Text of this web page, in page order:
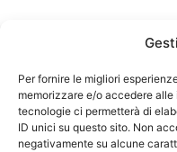
Per fornire le migliori
memorizzare e/o accedere
tecnologie ci permetterà di
ID unici su questo sito. Non
negativamente su alcune